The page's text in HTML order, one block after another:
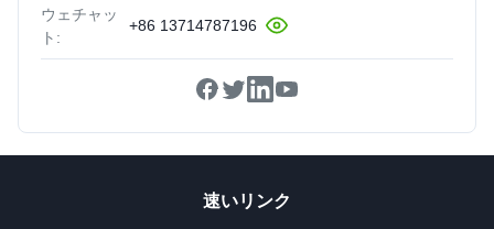
ウェチャッ
ト:
+86 13714787196
速いリンク